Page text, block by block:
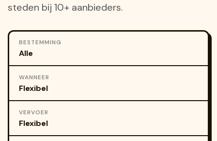
steden bij 10+ aanbieders.
BESTEMMING
WANNEER
VERVOER